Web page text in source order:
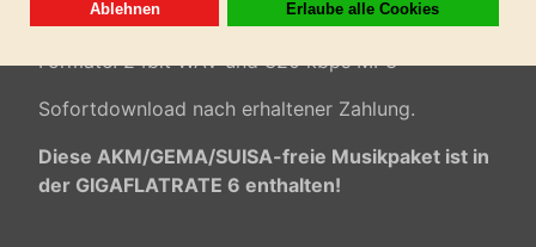
Keine weiteren Folgekosten!
Formate: 24bit WAV und 320 kbps MP3
Sofortdownload nach erhaltener Zahlung.
Diese AKM/GEMA/SUISA-freie Musikpaket ist in
der GIGAFLATRATE 6 enthalten!